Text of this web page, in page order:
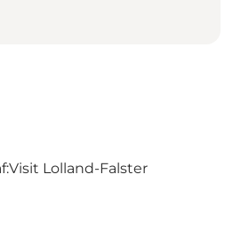
Visit Lolland-Falster